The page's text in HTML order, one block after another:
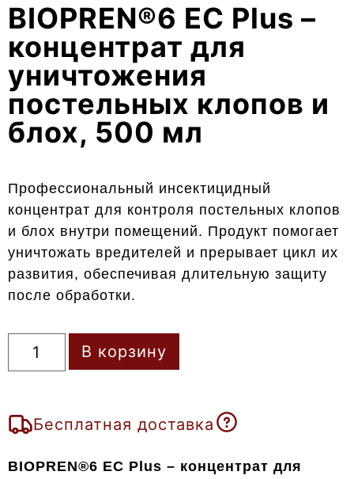
BIOPREN®6 EC Plus –
концентрат для
уничтожения
постельных клопов и
блох, 500 мл
Профессиональный инсектицидный
концентрат для контроля постельных клопов
и блох внутри помещений. Продукт помогает
уничтожать вредителей и прерывает цикл их
развития, обеспечивая длительную защиту
после обработки.
В корзину
Бесплатная доставка
BIOPREN®6 EC Plus – концентрат для